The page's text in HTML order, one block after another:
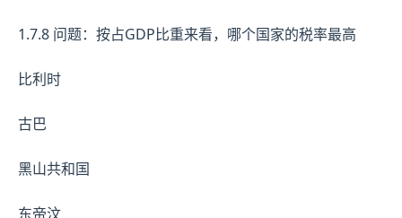
1.7.8 问题：按占GDP比重来看，哪个国家的税率最高
比利时
古巴
黑山共和国
东帝汶